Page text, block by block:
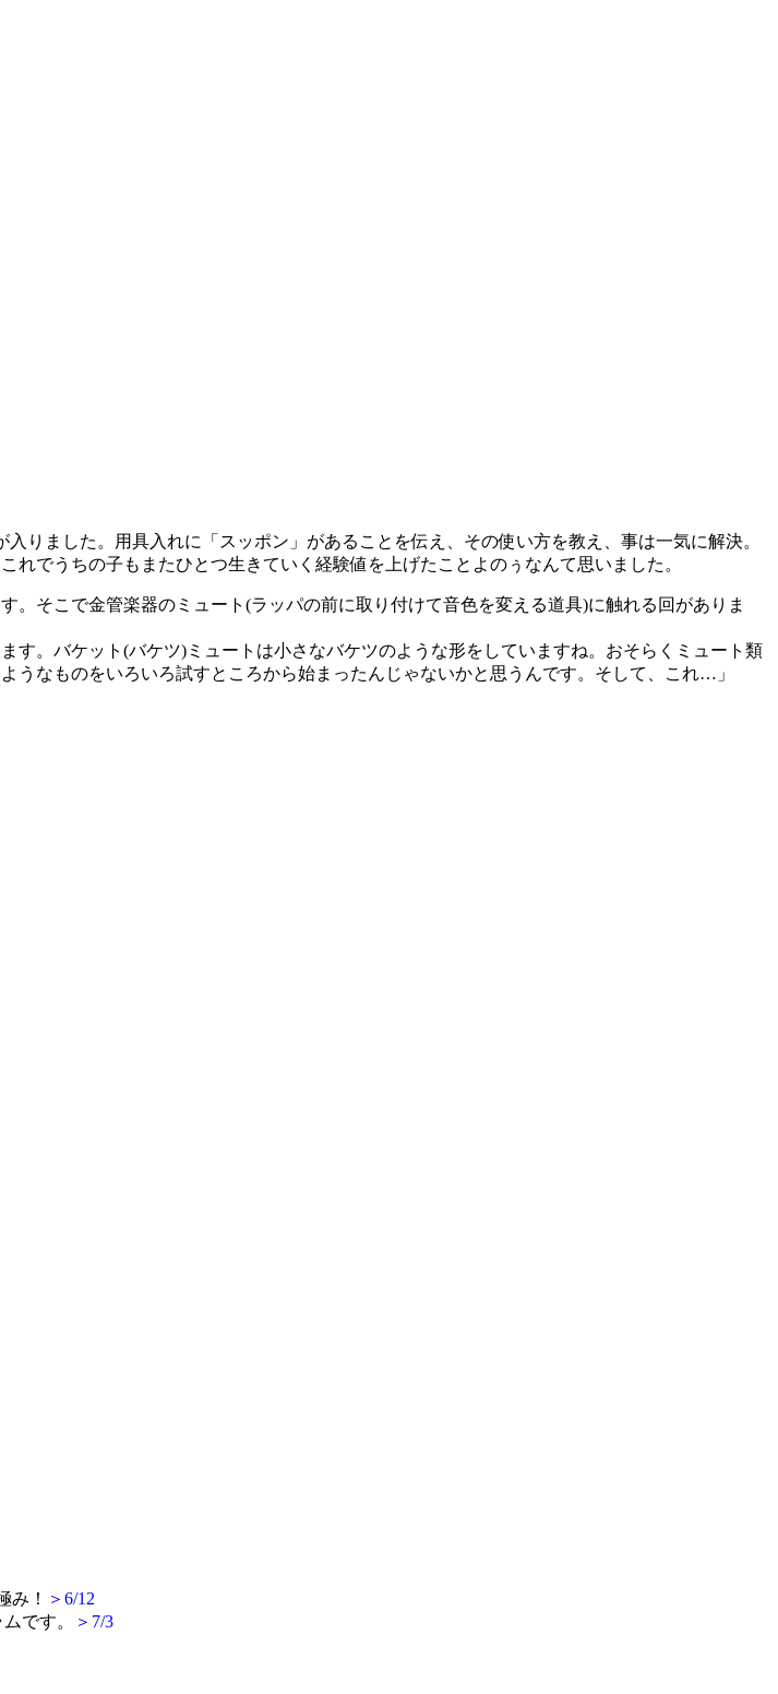
入りました。 用具入れに「スッポン」があることを伝え、その使い方を教え、 事は一気に解決。
これでうちの子もまたひとつ生きていく経験値を上げたことよのぅ なんて思いました。
。そこで金管楽器のミュート(ラッパの前に取り付けて音色を変える道具)に触れる回がありま
す。バケット(バケツ) ミュートは小さなバケツのような形をしていますね。 おそらくミュート類
うなものをいろいろ試すところから始まったんじゃないかと思うんです。そして、これ…」
み！
＞6/12
です。 ＞7/3